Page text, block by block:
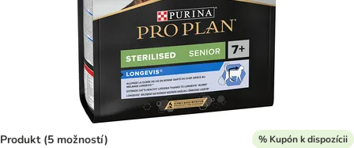
Produkt (5 možností) % Kupón k dispozícii